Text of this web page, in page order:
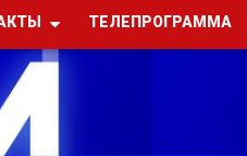
ТЕЛЕПРОГРАММА